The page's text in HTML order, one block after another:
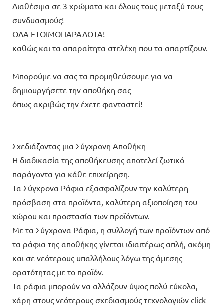
Διαθέσιμα σε 3 χρώματα και όλους τους μεταξύ τους
συνδυασμούς!
ΟΛΑ ΕΤΟΙΜΟΠΑΡΑΔΟΤΑ!
καθώς και τα απαραίτητα στελέχη που τα απαρτίζουν.
Μπορούμε να σας τα προμηθεύσουμε για να
δημιουργήσετε την αποθήκη σας
όπως ακριβώς την έχετε φανταστεί!
Σχεδιάζοντας μια Σύγχρονη Αποθήκη
Η διαδικασία της αποθήκευσης αποτελεί ζωτικό
παράγοντα για κάθε επιχείρηση.
Τα Σύγχρονα Ράφια εξασφαλίζουν την καλύτερη
πρόσβαση στα προϊόντα, καλύτερη αξιοποίηση του
χώρου και προστασία των προϊόντων.
Με τα Σύγχρονα Ράφια, η συλλογή των προϊόντων από
τα ράφια της αποθήκης γίνεται ιδιαιτέρως απλή, ακόμη
και σε νεότερους υπαλλήλους λόγω της άμεσης
ορατότητας με το προϊόν.
Τα ράφια μπορούν να αλλάζουν ύψος πολύ εύκολα,
χάρη στους νεότερους σχεδιασμούς τεχνολογιών click